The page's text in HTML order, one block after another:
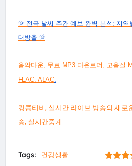
🌞 전국 날씨 주간 예보 완벽 분석: 지역
대방출 🌞
음악다운, 무료 MP3 다운로더, 고음질
FLAC, ALAC,
킹콩티비, 실시간 라이브 방송의 새로
송, 실시간중계
Tags: 건강생활